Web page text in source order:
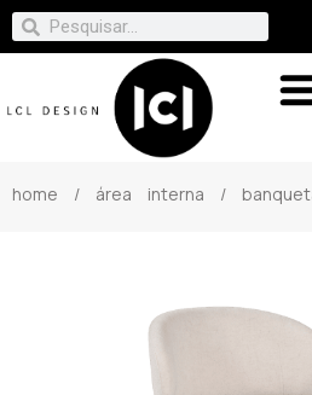
home / área interna /